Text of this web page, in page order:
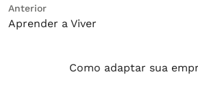
Navegação
de
Anterior
Post
anterior:
Aprender a Viver
Como adaptar sua